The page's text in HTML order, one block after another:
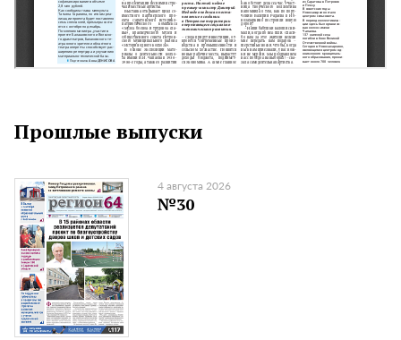
Прошлые выпуски
4 августа 2026
№30